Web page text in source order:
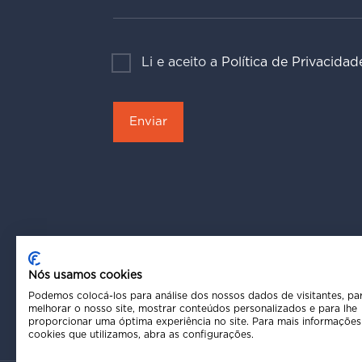
Li e aceito a Política de
Nós usamos cookies
Podemos colocá-los para análise dos nossos dados de visitantes,
melhorar o nosso site, mostrar conteúdos personalizados e para lhe
proporcionar uma óptima experiência no site. Para mais
cookies que utilizamos, abra as configurações.